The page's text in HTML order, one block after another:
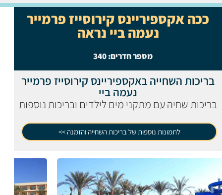
ככה אקספיריינס קירוסייז פרמייר
נעמה ביי נראה
מספר חדרים:340
בריכות השחייה באקספיריינס קירוסייז פרמייר
נעמה ביי
בריכות שחיה עם מתקני מים לילדים ובריכות נוספות
לתמונות נוספות של בריכות השחייה והזמנה >>